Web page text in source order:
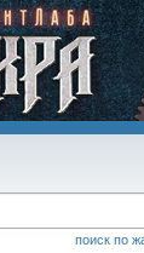
поиск по